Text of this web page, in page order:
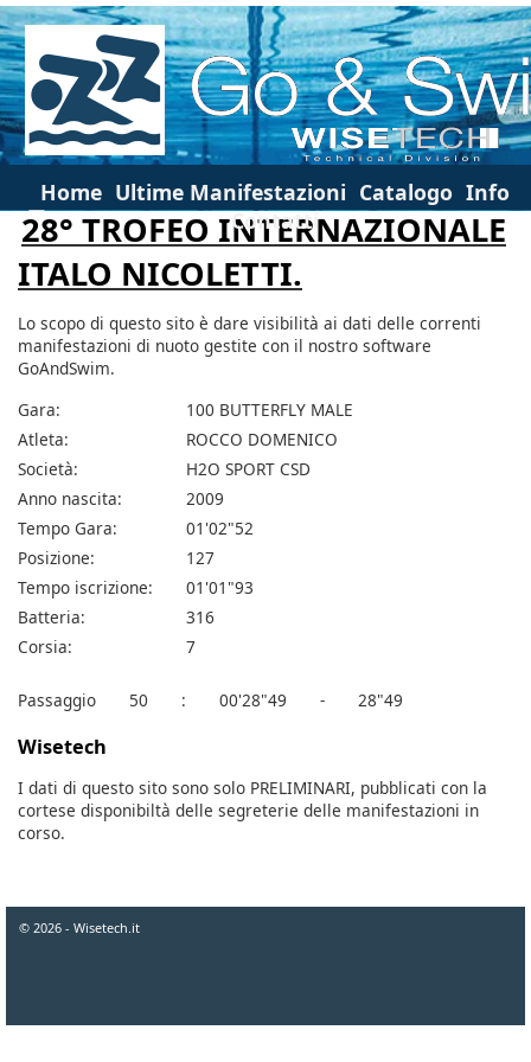
Home Ultime Manifestazioni Catalogo Info
Contatti
28° TROFEO INTERNAZIONALE
ITALO NICOLETTI.
Lo scopo di questo sito è dare visibilità ai dati delle correnti
manifestazioni di nuoto gestite con il nostro software
GoAndSwim.
Gara:
100 BUTTERFLY MALE
Atleta:
ROCCO DOMENICO
Società:
H2O SPORT CSD
Anno nascita:
2009
Tempo Gara:
01'02"52
Posizione:
127
Tempo iscrizione:
01'01"93
Batteria:
316
Corsia:
7
Passaggio 50 : 00'28"49 - 28"49
Wisetech
I dati di questo sito sono solo PRELIMINARI, pubblicati con la
cortese disponibiltà delle segreterie delle manifestazioni in
corso.
© 2026 - Wisetech.it